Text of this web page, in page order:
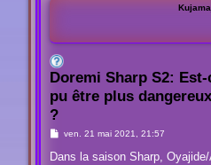
Doremi Sharp S2:
pu être plus
?
M
s
ven. 21 mai 2021, 21:57
Dans la saison Sharp,